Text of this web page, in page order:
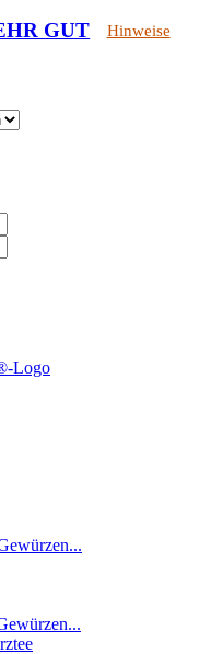
GUT Hinweise